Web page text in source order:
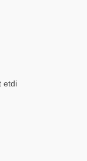
etdi